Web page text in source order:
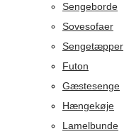
Sengeborde
Sovesofaer
Sengetæpper
Futon
Gæstesenge
Hængekøje
Lamelbunde